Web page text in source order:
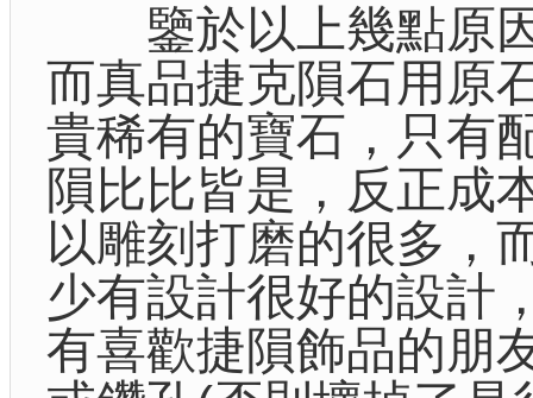
鑒於以上幾點原因
而真品捷克隕石用原
貴稀有的寶石，只有
隕比比皆是，反正成
以雕刻打磨的很多，
少有設計很好的設計
有喜歡捷隕飾品的朋